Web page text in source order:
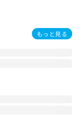
もっと見る